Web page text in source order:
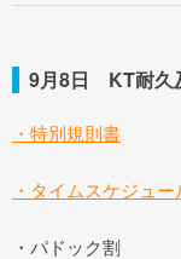
9月8日 KT耐久
・特別規則書
・タイムスケジュー
・パドック割